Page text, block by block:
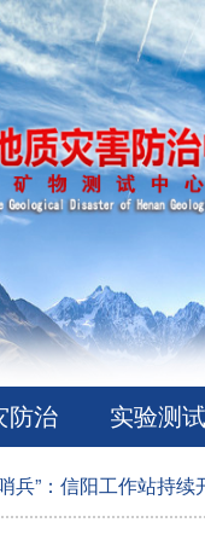
防治 实验测试
兵”：信阳工作站持